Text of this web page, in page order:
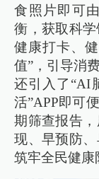
食照片即可
衡，获取科
健康打卡、
值”，引导消
还引入了“AI
活”APP即可
期筛查报告
现、早预防
筑牢全民健康